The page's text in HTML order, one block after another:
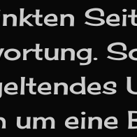
um eine